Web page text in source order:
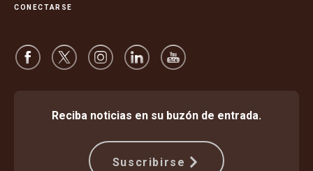
CONECTARSE
Reciba noticias en su buzón de entrada.
Suscribirse